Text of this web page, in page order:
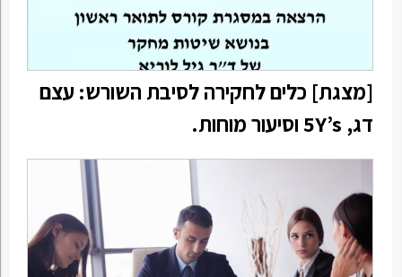
[מצגת] כלים לחקירה לסיבת השורש: עצם
דג, 5Y’s וסיעור מוחות.